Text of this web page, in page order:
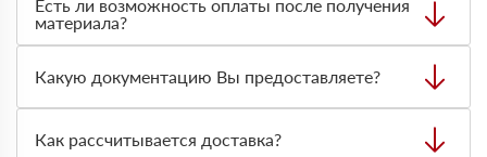
Есть ли возможность оплаты после получения
материала?
оплата по факту получения товара. При этом, если
доставленный товар был ненадлежащего качества, то
Вы вправе от него отказаться.
Какую документацию Вы предоставляете?
сертификаты и паспорта качества, а также товарно-
Как рассчитывается доставка?